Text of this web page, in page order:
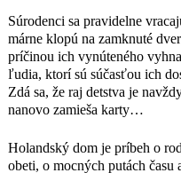
Súrodenci sa pravidelne
márne klopú na zamknuté
príčinou ich vynúteného
ľudia, ktorí sú súčasťou ich
Zdá sa, že raj detstva je
nanovo zamieša karty…
Holandský dom je príbeh o
obeti, o mocných putách času